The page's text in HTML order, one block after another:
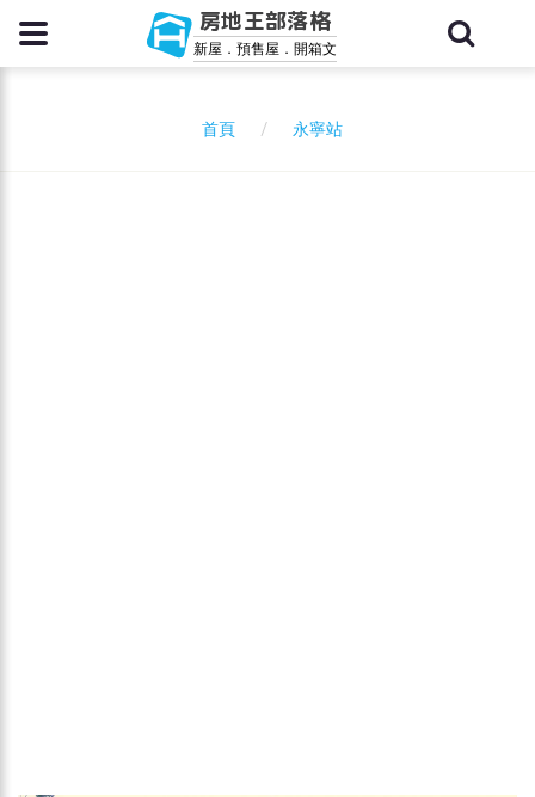
房地王部落格
新屋．預售屋．開箱文
首頁 永寧站